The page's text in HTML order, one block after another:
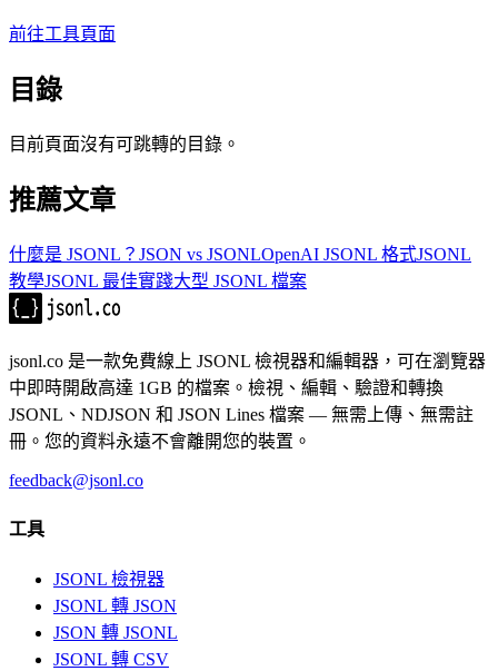
前往工具頁面
目錄
目前頁面沒有可跳轉的目錄。
推薦文章
什麼是 JSONL？ JSON vs JSONLOpenAI JSONL 格式JSONL
教學JSONL 最佳實踐大型 JSONL 檔案
jsonl.co 是一款免費線上 JSONL 檢視器和編輯器，可在瀏覽器
中即時開啟高達 1GB 的檔案。檢視、編輯、驗證和轉換
JSONL、NDJSON 和 JSON Lines 檔案 — 無需上傳、無需註
冊。您的資料永遠不會離開您的裝置。
feedback@jsonl.co
工具
JSONL 檢視器
JSONL 轉 JSON
JSON 轉 JSONL
JSONL 轉 CSV